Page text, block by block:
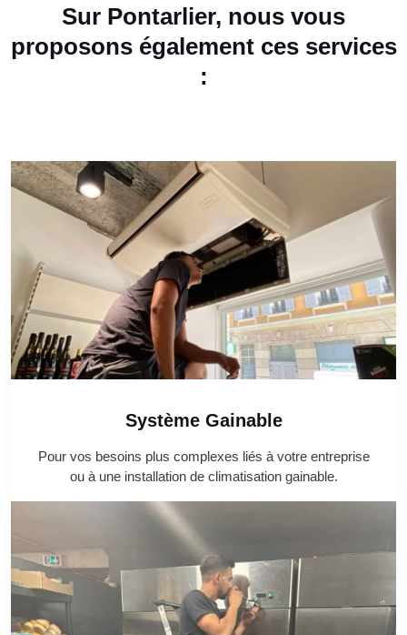
Sur Pontarlier, nous vous
proposons également ces services
:
Système Gainable
Pour vos besoins plus complexes liés à votre entreprise
ou à une installation de climatisation gainable.